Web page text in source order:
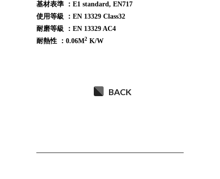
基材表準 ：E1 standard, EN717
使用等級 ：EN 13329 Class32
耐磨等級 ：EN 13329 AC4
耐熱性 ：0.06M2 K/W
BACK